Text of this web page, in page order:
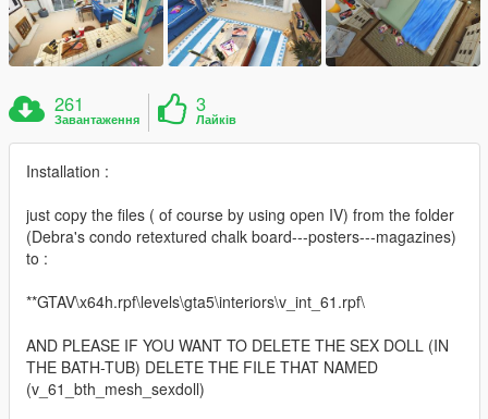
261
Завантаження
3
Лайків
Installation :
just copy the files ( of course by using open IV) from the folder
(Debra's condo retextured chalk board---posters---magazines)
to :
**GTAV\x64h.rpf\levels\gta5\interiors\v_int_61.rpf\
AND PLEASE IF YOU WANT TO DELETE THE SEX DOLL (IN
THE BATH-TUB) DELETE THE FILE THAT NAMED
(v_61_bth_mesh_sexdoll)